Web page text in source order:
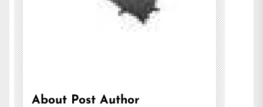
About Post Author